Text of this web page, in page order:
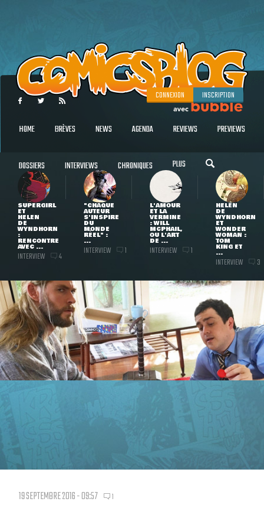
CONNEXION INSCRIPTION
HOME BRÈVES NEWS AGENDA REVIEWS PREVIEWS
DOSSIERS INTERVIEWS CHRONIQUES PLUS
SUPERGIRL
ET
HELEN
DE
WYNDHORN
:
RENCONTRE
AVEC ...
INTERVIEW 4
"CHAQUE
AUTEUR
S'INSPIRE
DU
MONDE
RÉEL" :
...
INTERVIEW 1
L'AMOUR
ET LA
VERMINE
: WILL
MCPHAIL,
OU L'ART
DE ...
INTERVIEW 1
HELEN
DE
WYNDHORN
ET
WONDER
WOMAN :
TOM
KING ET
...
INTERVIEW 3
19 SEPTEMBRE 2016 - 09:57 1